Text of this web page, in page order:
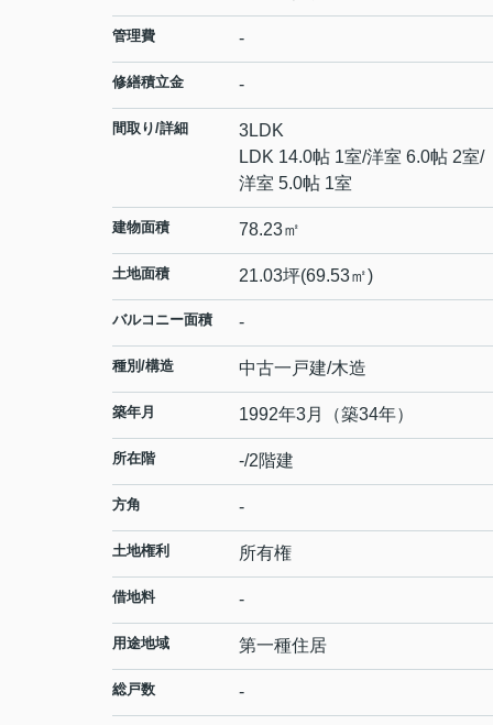
管理費 -
修繕積立金 -
間取り/詳細
3LDK
LDK 14.0帖 1室/洋室 6.0帖 2室/
洋室 5.0帖 1室
建物面積 78.23㎡
土地面積 21.03坪(69.53㎡)
バルコニー面積 -
種別/構造 中古一戸建/木造
築年月 1992年3月（築34年）
所在階 -/2階建
方角 -
土地権利 所有権
借地料 -
用途地域 第一種住居
総戸数 -